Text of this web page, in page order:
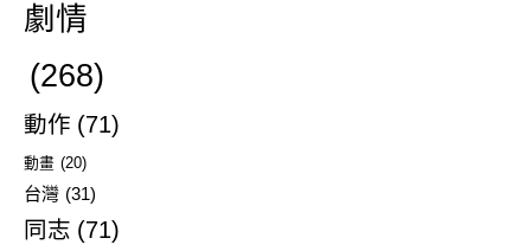
劇情
(268)
動作 (71)
動畫 (20)
台灣 (31)
同志 (71)